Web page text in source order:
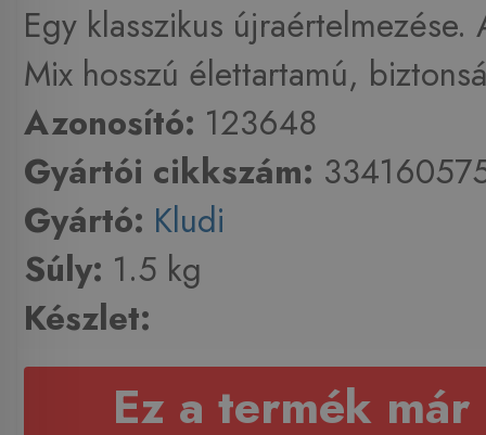
Egy klasszikus
Mix hosszú élettartamú,
Azonosító: 123648
Gyártói cikkszám:
Gyártó: Kludi
Súly: 1.5 kg
Készlet:
Ez a termék már